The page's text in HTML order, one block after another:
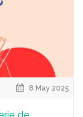
8 May 2025